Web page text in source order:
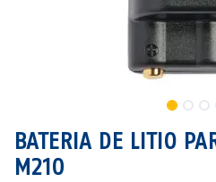
BATERIA DE LITIO
M210